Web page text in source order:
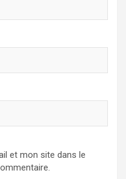
et mon site dans le